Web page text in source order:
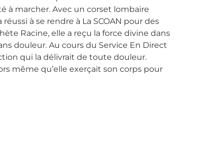
à marcher. Avec un corset lombaire
à se rendre à La SCOAN pour des
Racine, elle a reçu la force divine dans
douleur. Au cours du Service En Direct
qui la délivrait de toute douleur.
même qu’elle exerçait son corps pour